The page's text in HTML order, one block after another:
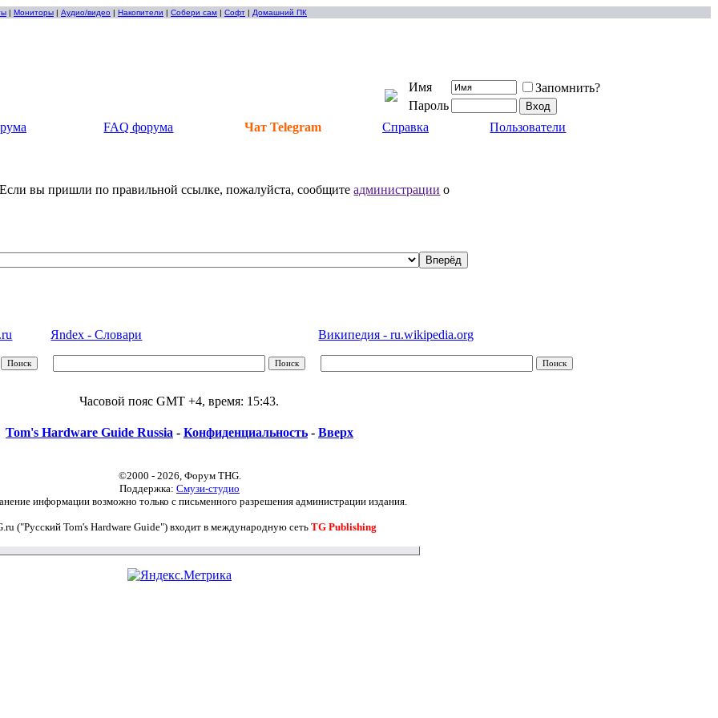
| Мониторы | Аудио/видео | Накопители | Собери сам | Софт | Домашний ПК
Имя
Запомнить?
Пароль
FAQ форума Чат Telegram Справка Пользователи
Если вы пришли по правильной ссылке, пожалуйста, сообщитеадминистрации о
Яndex - Словари Википедия - ru.wikipedia.org
Часовой пояс GMT +4, время: 15:43.
Tom's Hardware Guide Russia - Конфиденциальность - Вверх
©2000 - 2026, Форум THG.
Поддержка: Смузи-студио
информации возможно только с письменного разрешения администрации издания.
("Русский Tom's Hardware Guide") входит в международную сеть TG Publishing